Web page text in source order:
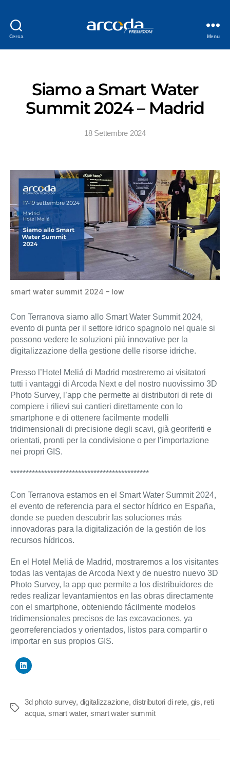
Cerca Menu
Siamo a Smart Water
Summit 2024 – Madrid
18 Settembre 2024
smart water summit 2024 – low
Con Terranova siamo allo Smart Water Summit 2024,
evento di punta per il settore idrico spagnolo nel quale si
possono vedere le soluzioni più innovative per la
digitalizzazione della gestione delle risorse idriche.
Presso l’Hotel Meliá di Madrid mostreremo ai visitatori
tutti i vantaggi di Arcoda Next e del nostro nuovissimo 3D
Photo Survey, l’app che permette ai distributori di rete di
compiere i rilievi sui cantieri direttamente con lo
smartphone e di ottenere facilmente modelli
tridimensionali di precisione degli scavi, già georiferiti e
orientati, pronti per la condivisione o per l’importazione
nei propri GIS.
*********************************************
Con Terranova estamos en el Smart Water Summit 2024,
el evento de referencia para el sector hídrico en España,
donde se pueden descubrir las soluciones más
innovadoras para la digitalización de la gestión de los
recursos hídricos.
En el Hotel Meliá de Madrid, mostraremos a los visitantes
todas las ventajas de Arcoda Next y de nuestro nuevo 3D
Photo Survey, la app que permite a los distribuidores de
redes realizar levantamientos en las obras directamente
con el smartphone, obteniendo fácilmente modelos
tridimensionales precisos de las excavaciones, ya
georreferenciados y orientados, listos para compartir o
importar en sus propios GIS.
Tag
3d photo survey, digitalizzazione,distributori di rete, gis, reti
acqua,smart water, smart water summit